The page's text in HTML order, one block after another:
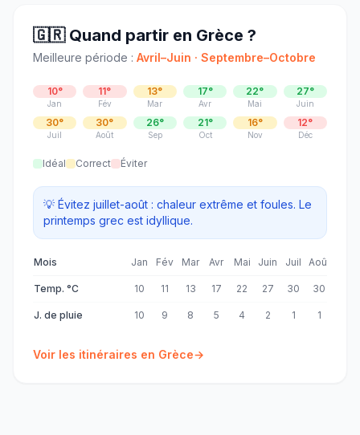
🇬🇷Quand partir en Grèce ?
Meilleure période : Avril–Juin · Septembre–Octobre
10°
Jan
11°
Fév
13°
Mar
17°
Avr
22°
Mai
27°
Juin
30°
Juil
30°
Août
26°
Sep
21°
Oct
16°
Nov
12°
Déc
Idéal Correct Éviter
💡 Évitez juillet-août : chaleur extrême et foules. Le
printemps grec est idyllique.
Mois Jan Fév Mar Avr Mai Juin Juil Août
Temp. °C 10 11 13 17 22 27 30 30
J. de pluie 10 9 8 5 4 2 1 1
Voir les itinéraires en Grèce→